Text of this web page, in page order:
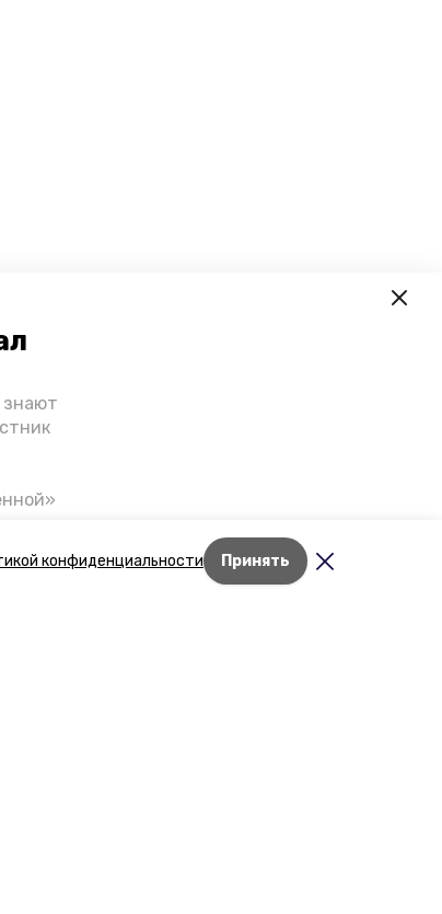
конфиденциальности Принять
знают